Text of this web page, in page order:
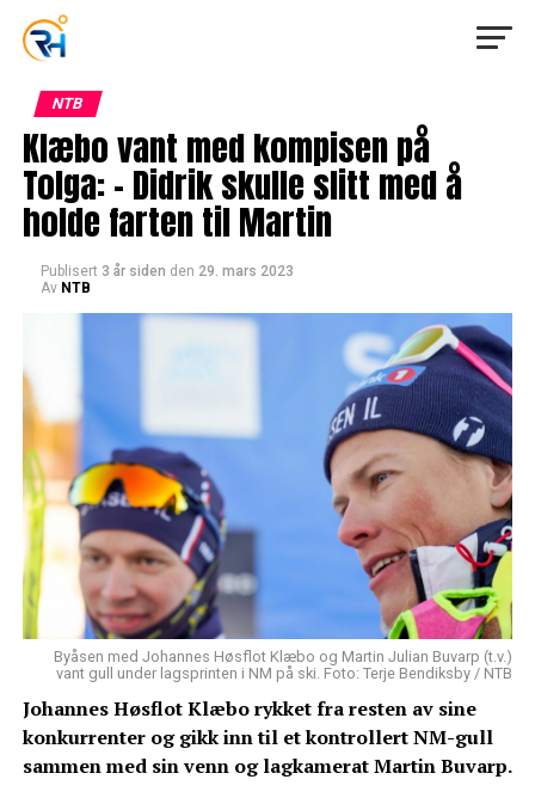
NTB
Klæbo vant med kompisen på
Tolga: – Didrik skulle slitt med å
holde farten til Martin
Publisert 3 år siden den 29. mars 2023
Av NTB
Byåsen med Johannes Høsflot Klæbo og Martin Julian Buvarp (t.v.)
vant gull under lagsprinten i NM på ski. Foto: Terje Bendiksby / NTB
Johannes Høsflot Klæbo rykket fra resten av sine
konkurrenter og gikk inn til et kontrollert NM-gull
sammen med sin venn og lagkamerat Martin Buvarp.